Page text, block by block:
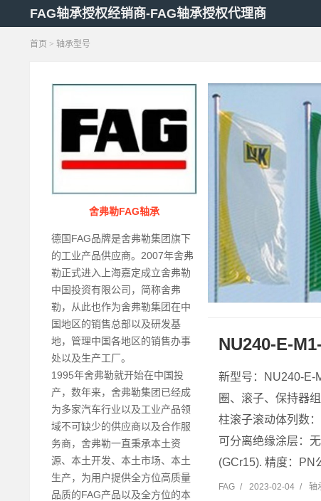
FAG轴承授权经销商-FAG轴承授权代理商
首页 > 轴承型号
舍弗勒FAG轴承
德国FAG品牌是舍弗勒集团旗下
的工业产品供应商。2007年舍弗
勒正式进入上海嘉定成立舍弗勒
中国投资有限公司，简称舍弗
勒，从此也作为舍弗勒集团在中
国地区的销售总部以及研发基
地，管理中国各地区的销售办事
处以及生产工厂。
1995年舍弗勒就开始在中国投
产，数年来，舍弗勒集团已经成
为多家汽车行业以及工业产品领
域不可缺少的供应商以及合作服
务商，舍弗勒一直秉承本土资
源、本土开发、本土市场、本土
生产，为用户提供全方位高质量
品质的FAG产品以及全方位的本
NU240-E-
新型号：NU240-E-
圈、滚子、保持器
柱滚子滚动体列数
可分离绝缘涂层：
(GCr15). 精度：PN
FAG / 2023-02-04 / 轴